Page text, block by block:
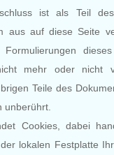
ist als Teil
aus auf diese Seite
mehr oder nicht
Teile des
unberührt.
Cookies, dabei
lokalen Festplatte